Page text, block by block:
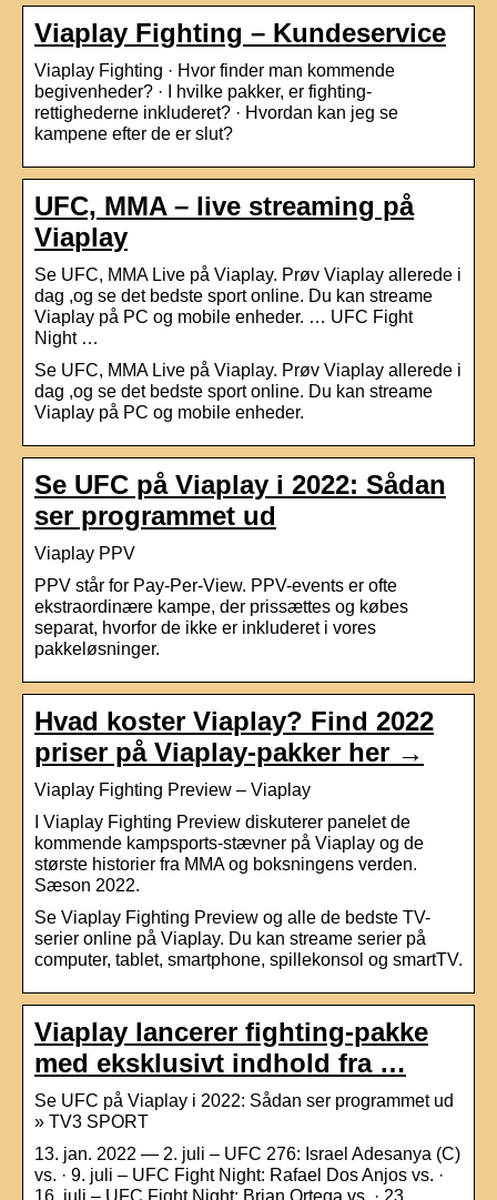
Viaplay Fighting – Kundeservice
Viaplay Fighting · Hvor finder man kommende
begivenheder? · I hvilke pakker, er fighting-
rettighederne inkluderet? · Hvordan kan jeg se
kampene efter de er slut?
UFC, MMA – live streaming på
Viaplay
Se UFC, MMA Live på Viaplay. Prøv Viaplay allerede i
dag ,og se det bedste sport online. Du kan streame
Viaplay på PC og mobile enheder. … UFC Fight
Night …
Se UFC, MMA Live på Viaplay. Prøv Viaplay allerede i
dag ,og se det bedste sport online. Du kan streame
Viaplay på PC og mobile enheder.
Se UFC på Viaplay i 2022: Sådan
ser programmet ud
Viaplay PPV
PPV står for Pay-Per-View. PPV-events er ofte
ekstraordinære kampe, der prissættes og købes
separat, hvorfor de ikke er inkluderet i vores
pakkeløsninger.
Hvad koster Viaplay? Find 2022
priser på Viaplay-pakker her →
Viaplay Fighting Preview – Viaplay
I Viaplay Fighting Preview diskuterer panelet de
kommende kampsports-stævner på Viaplay og de
største historier fra MMA og boksningens verden.
Sæson 2022.
Se Viaplay Fighting Preview og alle de bedste TV-
serier online på Viaplay. Du kan streame serier på
computer, tablet, smartphone, spillekonsol og smartTV.
Viaplay lancerer fighting-pakke
med eksklusivt indhold fra …
Se UFC på Viaplay i 2022: Sådan ser programmet ud
» TV3 SPORT
13. jan. 2022 — 2. juli – UFC 276: Israel Adesanya (C)
vs. · 9. juli – UFC Fight Night: Rafael Dos Anjos vs. ·
16. juli – UFC Fight Night: Brian Ortega vs. · 23.